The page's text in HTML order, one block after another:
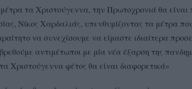
τα Χριστούγεννα, την Πρωτοχρονιά θα είναι
Νίκος Χαρδαλιάς, υπενθυμίζοντας τα μέτρα
να συνεχίσουμε να είμαστε ιδιαίτερα
αντιμέτωποι με μία νέα έξαρση της
Χριστούγεννα φέτος θα είναι διαφορετικά»